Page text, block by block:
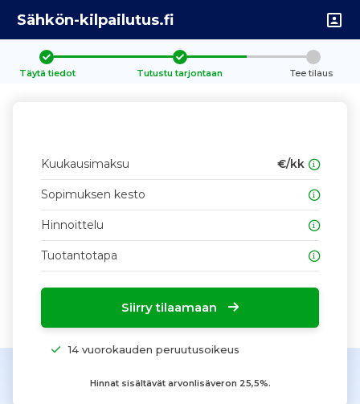
Sähkön-kilpailutus.fi
Täytä tiedot Tutustu tarjontaan Tee tilaus
Kuukausimaksu €/kk
Sopimuksen kesto
Hinnoittelu
Tuotantotapa
Siirry tilaamaan
14 vuorokauden peruutusoikeus
Hinnat sisältävät arvonlisäveron 25,5%.